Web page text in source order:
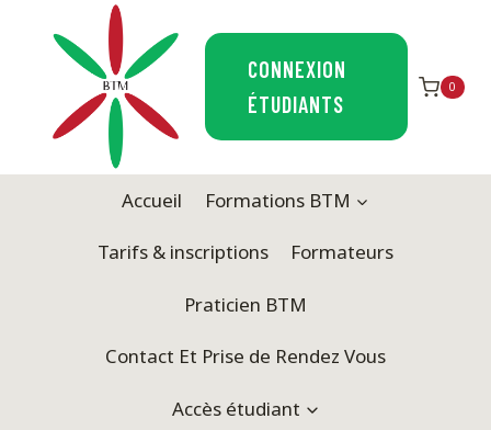
CONNEXION
ÉTUDIANTS
0
Accueil Formations BTM
Tarifs & inscriptions Formateurs
Praticien BTM
Contact Et Prise de Rendez Vous
Accès étudiant